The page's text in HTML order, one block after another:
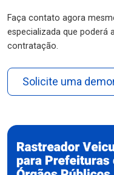
Faça contato agora
especializada que poderá
contratação.
Solicite uma